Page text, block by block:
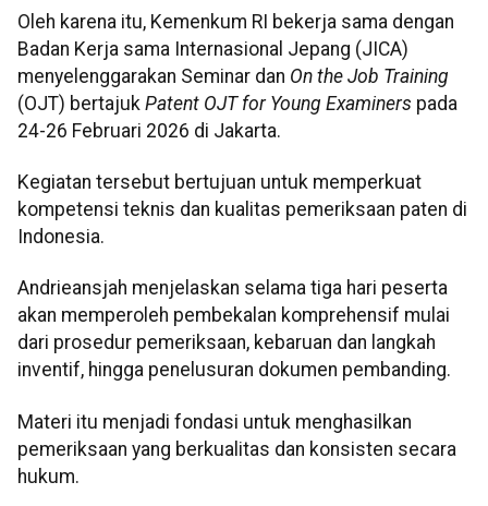
Oleh karena itu, Kemenkum RI bekerja sama dengan
Badan Kerja sama Internasional Jepang (JICA)
menyelenggarakan Seminar dan On the Job Training
(OJT) bertajuk Patent OJT for Young Examiners pada
24-26 Februari 2026 di Jakarta.
Kegiatan tersebut bertujuan untuk memperkuat
kompetensi teknis dan kualitas pemeriksaan paten di
Indonesia.
Andrieansjah menjelaskan selama tiga hari peserta
akan memperoleh pembekalan komprehensif mulai
dari prosedur pemeriksaan, kebaruan dan langkah
inventif, hingga penelusuran dokumen pembanding.
Materi itu menjadi fondasi untuk menghasilkan
pemeriksaan yang berkualitas dan konsisten secara
hukum.